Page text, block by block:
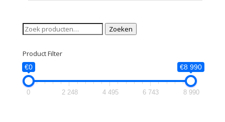
Zoeken
naar:
Zoeken
Product Filter
€0 €8 990
0 2 248 4 495 6 743 8 990